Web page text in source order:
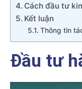
Cách đầu tư
Kết luận
Thông tin
Đầu tư